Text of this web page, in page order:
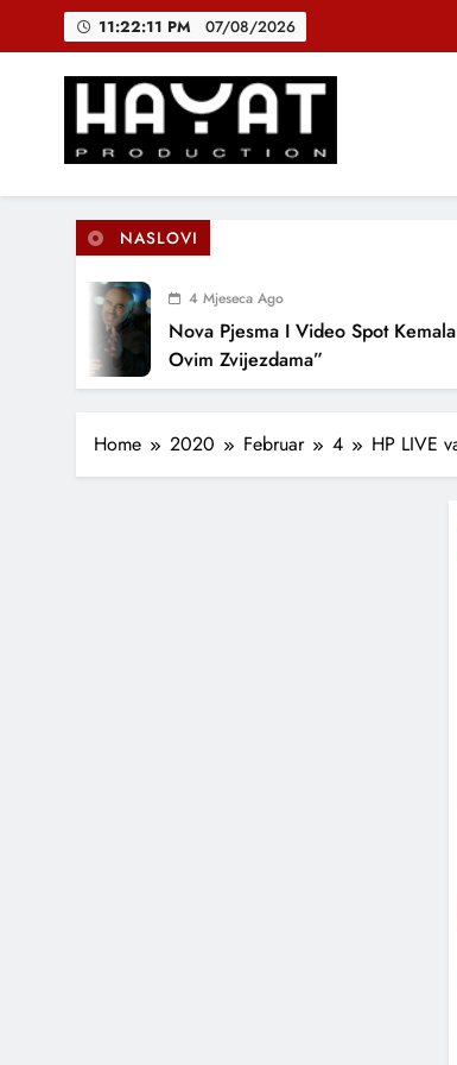
11:22:12 PM 07/08/2026
Hayat Production
Promocija domaće muzike
NASLOVI
4 Mjeseca Ago
Nova Pjesma I Video Spot Kemala
Ovim Zvijezdama”
Home 2020 Februar 4 HP LIVE